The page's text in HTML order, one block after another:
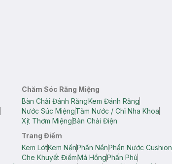
Chăm Sóc Răng Miệng
Bàn Chải Đánh RăngKem Đánh Răng
Nước Súc MiệngTăm Nước / Chỉ Nha Khoa
Xịt Thơm MiệngBàn Chải Điện
Trang Điểm
Kem LótKem NềnPhấn NềnPhấn Nước Cushion
Che Khuyết ĐiểmMá HồngPhấn Phủ